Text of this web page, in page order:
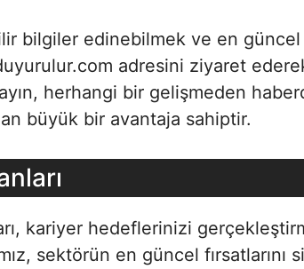
bilgiler edinebilmek ve en
adresini ziyaret
herhangi bir gelişmeden
büyük bir avantaja sahiptir.
kariyer hedeflerinizi
sektörün en güncel fırsatlarını